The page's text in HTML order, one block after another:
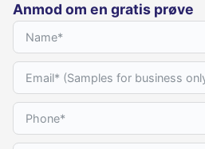
Anmod om en gratis prøve